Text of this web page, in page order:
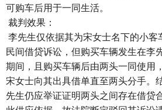
可购车后用于一同生活。
裁判效果：
李先生仅依据其为宋女士名下的小客
民间借贷诉讼，但购买车辆发生在李
期间，且购买车辆后由两头一同使用
宋女士向其出具借单直至两头分手。
先生仍应举证证明两头之间存在借贷